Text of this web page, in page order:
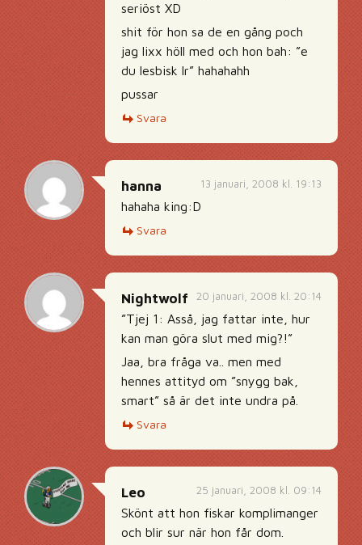
seriöst XD
shit för hon sa de en gång poch
jag lixx höll med och hon bah: ”e
du lesbisk lr” hahahahh
pussar
Svara
13 januari, 2008 kl. 19:13
hanna
hahaha king:D
Svara
20 januari, 2008 kl. 20:14
Nightwolf
”Tjej 1: Asså, jag fattar inte, hur
kan man göra slut med mig?!”
Jaa, bra fråga va.. men med
hennes attityd om ”snygg bak,
smart” så är det inte undra på.
Svara
25 januari, 2008 kl. 09:14
Leo
Skönt att hon fiskar komplimanger
och blir sur när hon får dom.